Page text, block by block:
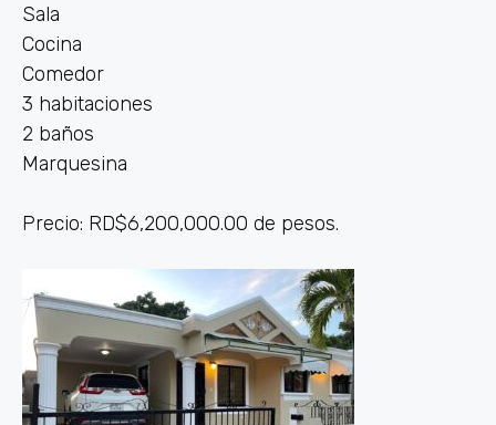
Sala
Cocina
Comedor
3 habitaciones
2 baños
Marquesina
Precio: RD$6,200,000.00 de pesos.